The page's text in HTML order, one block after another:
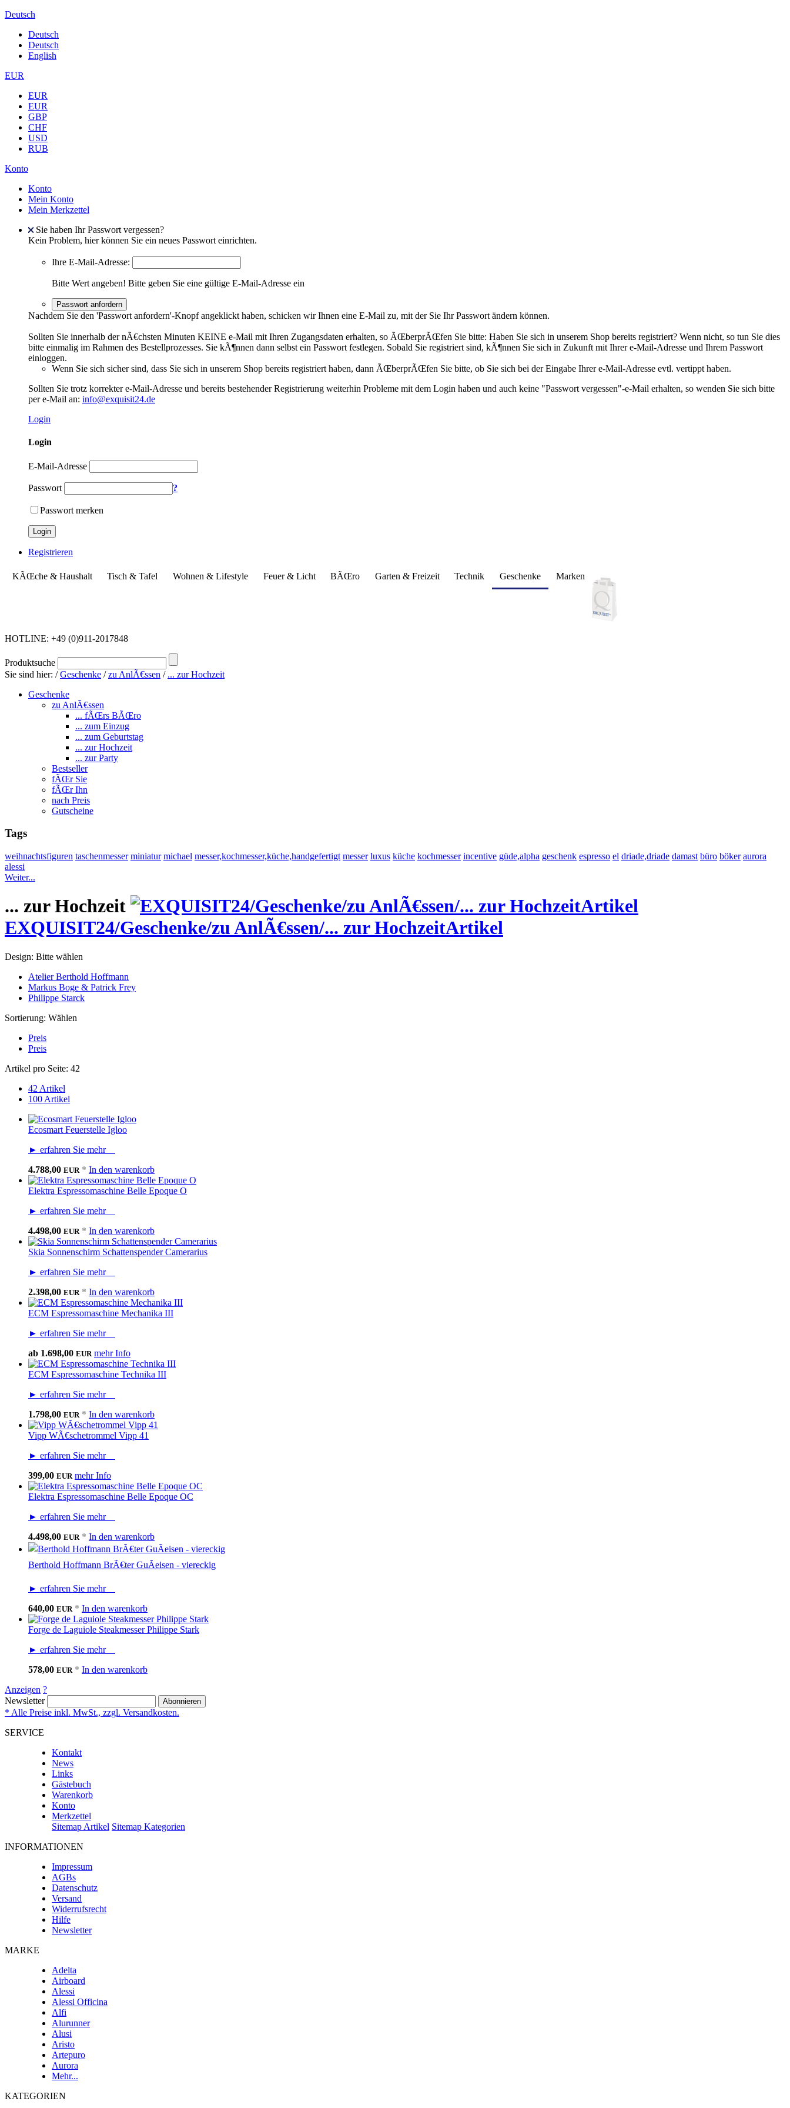
Deutsch
Deutsch
Deutsch
English
EUR
EUR
EUR
GBP
CHF
USD
RUB
Konto
Konto
Mein Konto
Mein Merkzettel
Sie haben Ihr Passwort vergessen?
Kein Problem, hier können Sie ein neues Passwort einrichten.
Ihre E-Mail-Adresse:
Bitte Wert angeben! Bitte geben Sie eine gültige E-Mail-Adresse ein
Passwort anfordern
Nachdem Sie den 'Passwort anfordern'-Knopf angeklickt haben, schicken wir Ihnen eine E-Mail zu, mit der Sie Ihr Passwort ändern können.
Sollten Sie innerhalb der nÃ€chsten Minuten KEINE e-Mail mit Ihren Zugangsdaten erhalten, so ÃŒberprÃŒfen Sie bitte: Haben Sie sich in unserem Shop bereits registriert? Wenn nicht, so tun Sie dies
bitte einmalig im Rahmen des Bestellprozesses. Sie kÃ¶nnen dann selbst ein Passwort festlegen. Sobald Sie registriert sind, kÃ¶nnen Sie sich in Zukunft mit Ihrer e-Mail-Adresse und Ihrem Passwort
einloggen.
Wenn Sie sich sicher sind, dass Sie sich in unserem Shop bereits registriert haben, dann ÃŒberprÃŒfen Sie bitte, ob Sie sich bei der Eingabe Ihrer e-Mail-Adresse evtl. vertippt haben.
Sollten Sie trotz korrekter e-Mail-Adresse und bereits bestehender Registrierung weiterhin Probleme mit dem Login haben und auch keine "Passwort vergessen"-e-Mail erhalten, so wenden Sie sich bitte
per e-Mail an: info@exquisit24.de
Login
Login
E-Mail-Adresse
Passwort ?
Passwort merken
Login
Registrieren
KÃŒche & Haushalt Tisch & Tafel Wohnen & Lifestyle Feuer & Licht BÃŒro Garten & Freizeit Technik Geschenke Marken
HOTLINE: +49 (0)911-2017848
Produktsuche
Sie sind hier: /Geschenke /zu AnlÃ€ssen / ... zur Hochzeit
Geschenke
zu AnlÃ€ssen
... fÃŒrs BÃŒro
... zum Einzug
... zum Geburtstag
... zur Hochzeit
... zur Party
Bestseller
fÃŒr Sie
fÃŒr Ihn
nach Preis
Gutscheine
Tags
weihnachtsfiguren taschenmesser miniatur michael messer,kochmesser,küche,handgefertigt messer luxus küche kochmesser incentive güde,alpha geschenk espresso el driade,driade damast büro böker aurora
alessi
Weiter...
... zur Hochzeit
EXQUISIT24/Geschenke/zu AnlÃ€ssen/... zur HochzeitArtikel
Design: Bitte wählen
Atelier Berthold Hoffmann
Markus Boge & Patrick Frey
Philippe Starck
Sortierung: Wählen
Preis
Preis
Artikel pro Seite: 42
42 Artikel
100 Artikel
Ecosmart Feuerstelle Igloo
► erfahren Sie mehr
4.788,00 EUR * In den warenkorb
Elektra Espressomaschine Belle Epoque O
► erfahren Sie mehr
4.498,00 EUR * In den warenkorb
Skia Sonnenschirm Schattenspender Camerarius
► erfahren Sie mehr
2.398,00 EUR * In den warenkorb
ECM Espressomaschine Mechanika III
► erfahren Sie mehr
ab 1.698,00 EUR mehr Info
ECM Espressomaschine Technika III
► erfahren Sie mehr
1.798,00 EUR * In den warenkorb
Vipp WÃ€schetrommel Vipp 41
► erfahren Sie mehr
399,00 EUR mehr Info
Elektra Espressomaschine Belle Epoque OC
► erfahren Sie mehr
4.498,00 EUR * In den warenkorb
Berthold Hoffmann BrÃ€ter GuÃeisen - viereckig
► erfahren Sie mehr
640,00 EUR * In den warenkorb
Forge de Laguiole Steakmesser Philippe Stark
► erfahren Sie mehr
578,00 EUR * In den warenkorb
Anzeigen ?
Newsletter
Abonnieren
* Alle Preise inkl. MwSt., zzgl. Versandkosten.
SERVICE
Kontakt
News
Links
Gästebuch
Warenkorb
Konto
Merkzettel
Sitemap Artikel Sitemap Kategorien
INFORMATIONEN
Impressum
AGBs
Datenschutz
Versand
Widerrufsrecht
Hilfe
Newsletter
MARKE
Adelta
Airboard
Alessi
Alessi Officina
Alfi
Alurunner
Alusi
Aristo
Artepuro
Aurora
Mehr...
KATEGORIEN